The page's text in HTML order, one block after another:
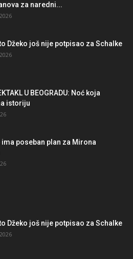
za naredni...
Džeko još nije potpisao za Schalke
U BEOGRADU: Noć koja
istoriju
ima poseban plan za Mirona
Džeko još nije potpisao za Schalke